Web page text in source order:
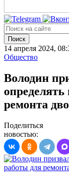
Поиск
14 апреля 2024,
Общество
Володин
ремонта
Поделиться
новостью: